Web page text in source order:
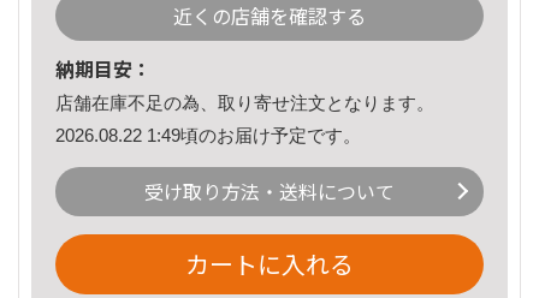
近くの店舗を確認する
納期目安：
店舗在庫不足の為、取り寄せ注文となります。
2026.08.22 1:49頃のお届け予定です。
受け取り方法・送料について
カートに入れる